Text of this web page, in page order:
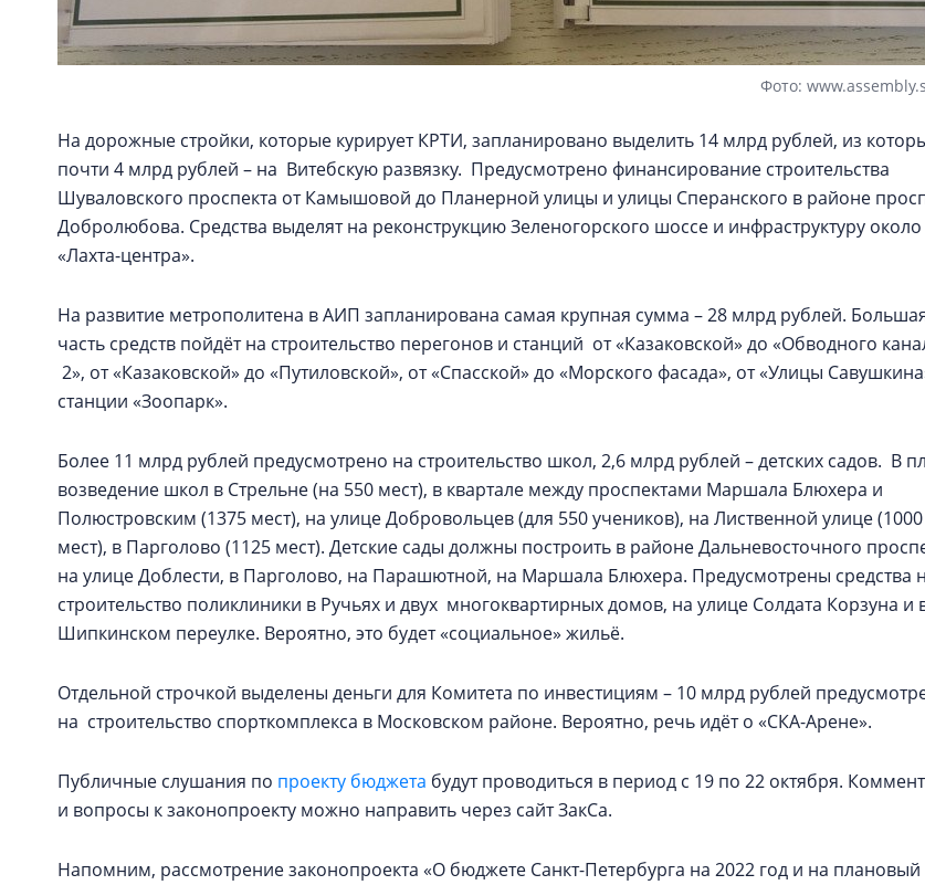
Фото:
На дорожные стройки, которые курирует КРТИ, запланировано выделить 14 млрд рублей, из
почти 4 млрд рублей – на Витебскую развязку. Предусмотрено финансирование строительства
Шуваловского проспекта от Камышовой до Планерной улицы и улицы Сперанского в районе
Добролюбова. Средства выделят на реконструкцию Зеленогорского шоссе и инфраструктуру около
«Лахта-центра».
На развитие метрополитена в АИП запланирована самая крупная сумма – 28 млрд рублей.
часть средств пойдёт на строительство перегонов и станций от «Казаковской» до «Обводного
2», от «Казаковской» до «Путиловской», от «Спасской» до «Морского фасада», от «Улицы
станции «Зоопарк».
Более 11 млрд рублей предусмотрено на строительство школ, 2,6 млрд рублей – детских садов. В
возведение школ в Стрельне (на 550 мест), в квартале между проспектами Маршала Блюхера и
Полюстровским (1375 мест), на улице Добровольцев (для 550 учеников), на Лиственной улице (1000
мест), в Парголово (1125 мест). Детские сады должны построить в районе Дальневосточного
на улице Доблести, в Парголово, на Парашютной, на Маршала Блюхера. Предусмотрены средства
строительство поликлиники в Ручьях и двух многоквартирных домов, на улице Солдата Корзуна и
Шипкинском переулке. Вероятно, это будет «социальное» жильё.
Отдельной строчкой выделены деньги для Комитета по инвестициям – 10 млрд рублей
на строительство спорткомплекса в Московском районе. Вероятно, речь идёт о «СКА-Арене».
Публичные слушания по проекту бюджета будут проводиться в период с 19 по 22 октября.
и вопросы к законопроекту можно направить через сайт ЗакСа.
Напомним, рассмотрение законопроекта «О бюджете Санкт-Петербурга на 2022 год и на плановый